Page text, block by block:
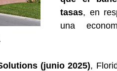
tasas, en
una
(junio 2025),